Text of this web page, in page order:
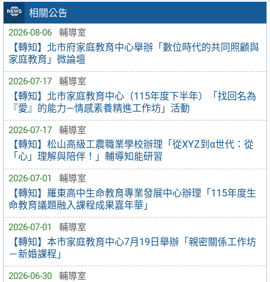
相關公告
2026-08-06 輔導室
【轉知】北市府家庭教育中心舉辦「數位時代的共同照顧與
家庭教育」微論壇
2026-07-17 輔導室
【轉知】北市家庭教育中心（115年度下半年）「找回名為
『愛』的能力—情感素養精進工作坊」活動
2026-07-17 輔導室
【轉知】松山高級工農職業學校辦理「從XYZ到α世代：從
「心」理解與陪伴！」輔導知能研習
2026-07-01 輔導室
【轉知】羅東高中生命教育專業發展中心辦理「115年度生
命教育議題融入課程成果嘉年華」
2026-07-01 輔導室
【轉知】本市家庭教育中心7月19日舉辦「親密關係工作坊
－新婚課程」
2026-06-30 輔導室